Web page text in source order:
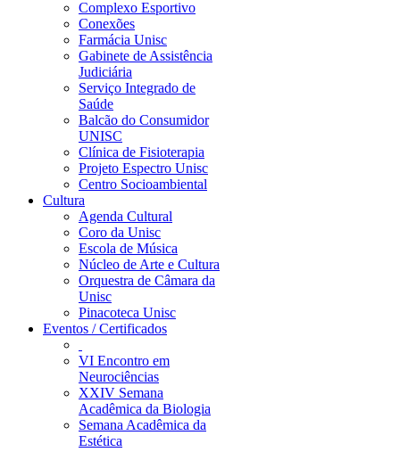
Complexo Esportivo
Conexões
Farmácia Unisc
Gabinete de Assistência
Judiciária
Serviço Integrado de
Saúde
Balcão do Consumidor
UNISC
Clínica de Fisioterapia
Projeto Espectro Unisc
Centro Socioambiental
Cultura
Agenda Cultural
Coro da Unisc
Escola de Música
Núcleo de Arte e Cultura
Orquestra de Câmara da
Unisc
Pinacoteca Unisc
Eventos / Certificados
VI Encontro em
Neurociências
XXIV Semana
Acadêmica da Biologia
Semana Acadêmica da
Estética